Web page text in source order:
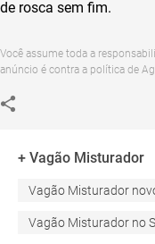
de rosca sem fim.
Você assume toda a
anúncio é contra a política de
+ Vagão Misturador
Vagão Misturador
Vagão Misturador no